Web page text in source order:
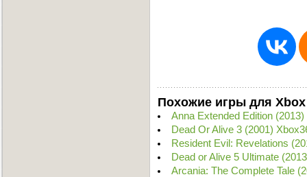
Похожие игры для Xbox
Anna Extended Edition (2013)
Dead Or Alive 3 (2001)
Resident Evil: Revelations
Dead or Alive 5 Ultimate
Arcania: The Complete Tale